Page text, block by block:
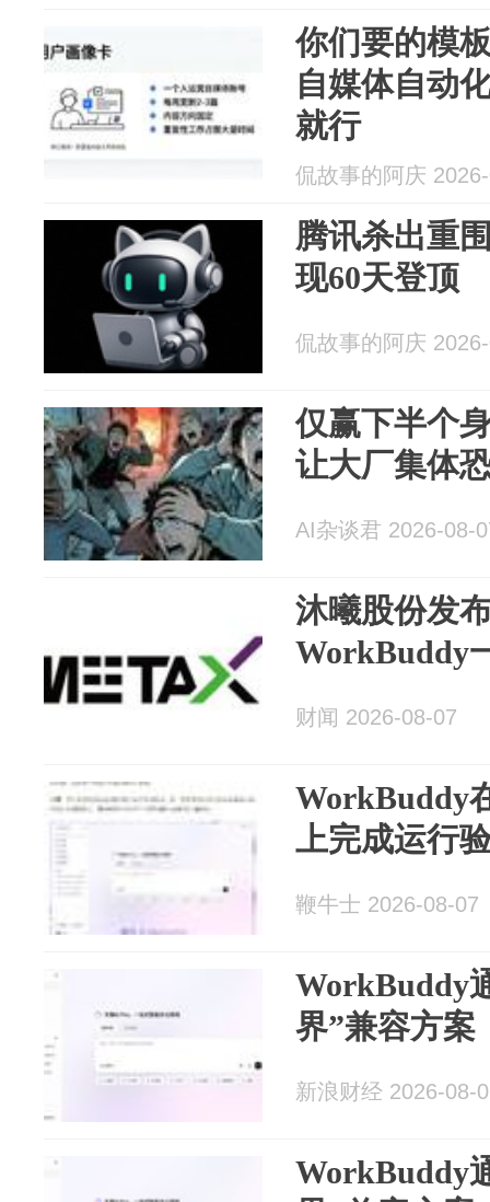
你们要的模
自媒体自动
就行
侃故事的阿庆
腾讯杀出重
现60天登顶
侃故事的阿庆
仅赢下半个
让大厂集体
AI杂谈君 2026-08-
沐曦股份发
WorkBuddy
财闻 2026-08-07
WorkBuddy
上完成运行
鞭牛士 2026-08-07
WorkBuddy
界”兼容方案
新浪财经 2026-08-
WorkBuddy